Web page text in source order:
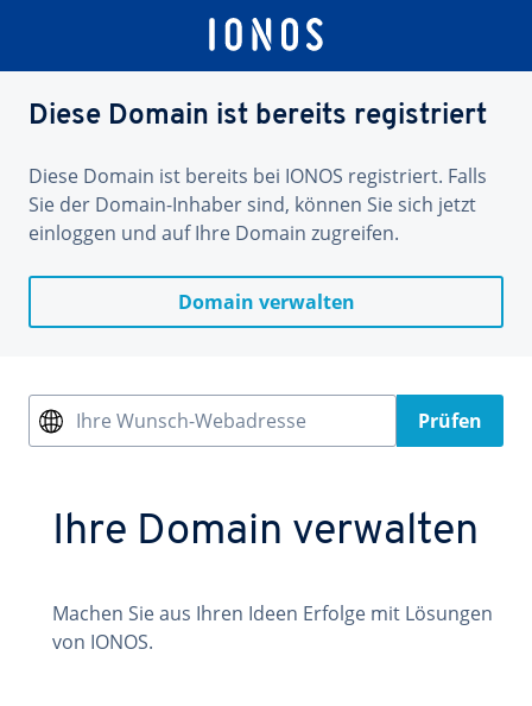
Diese Domain ist bereits registriert
Diese Domain ist bereits bei IONOS registriert. Falls
Sie der Domain-Inhaber sind, können Sie sich jetzt
einloggen und auf Ihre Domain zugreifen.
Domain verwalten
Ihre Wunsch-Webadresse Prüfen
Ihre Domain verwalten
Machen Sie aus Ihren Ideen Erfolge mit Lösungen
von IONOS.